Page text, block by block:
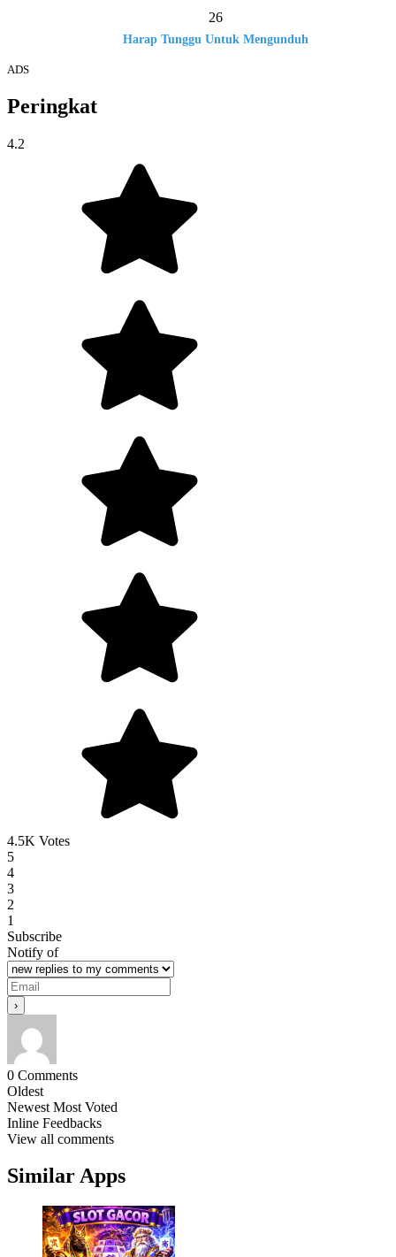
26
Harap Tunggu Untuk Mengunduh
ADS
Peringkat
4.2
4.5K Votes
5
4
3
2
1
Subscribe
Notify of
0 Comments
Oldest
Newest Most Voted
Inline Feedbacks
View all comments
Similar Apps